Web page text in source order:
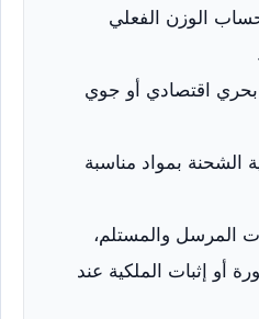
الوزن الفعلي
بحري اقتصادي أو جوي
الشحنة بمواد مناسبة
المرسل والمستلم،
أو إثبات الملكية عند